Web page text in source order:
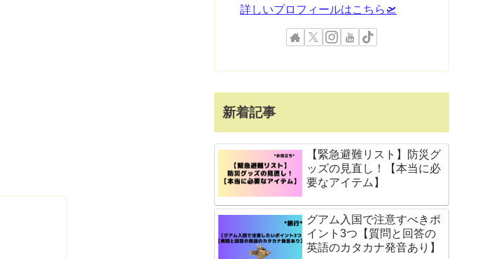
詳しいプロフィールはこちら🛫
新着記事
【緊急避難リスト】防災グ
ッズの見直し！【本当に必
要なアイテム】
グアム入国で注意すべきポ
イント3つ【質問と回答の
英語のカタカナ発音あり】